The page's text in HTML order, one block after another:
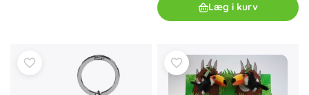
Læg i kurv